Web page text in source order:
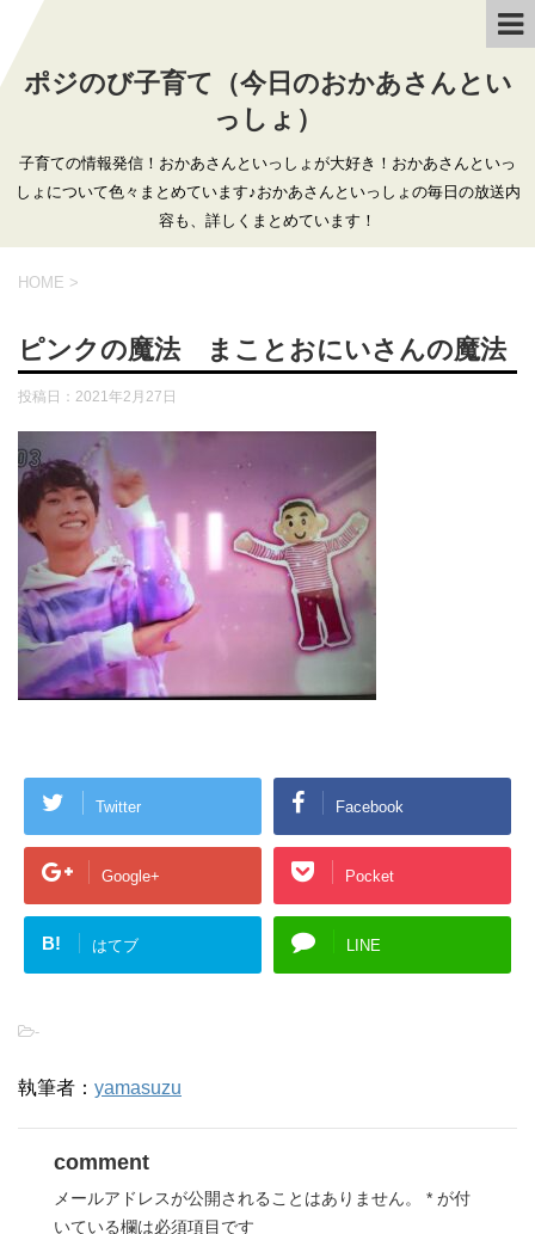
ポジのび子育て（今日のおかあさんとい
っしょ）
子育ての情報発信！おかあさんといっしょが大好き！おかあさんといっ
しょについて色々まとめています♪おかあさんといっしょの毎日の放送内
容も、詳しくまとめています！
HOME >
ピンクの魔法 まことおにいさんの魔法
投稿日： 2021年2月27日
Twitter Facebook
Google+ Pocket
B! はてブ LINE
-
執筆者： yamasuzu
comment
メールアドレスが公開されることはありません。 * が付
いている欄は必須項目です